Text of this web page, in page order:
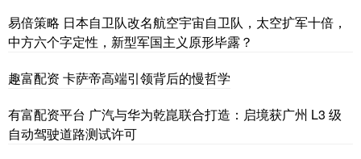
易倍策略 日本自卫队改名航空宇宙自卫队，太空扩军十倍，
中方六个字定性，新型军国主义原形毕露？
趣富配资 卡萨帝高端引领背后的慢哲学
有富配资平台 广汽与华为乾崑联合打造：启境获广州 L3 级
自动驾驶道路测试许可